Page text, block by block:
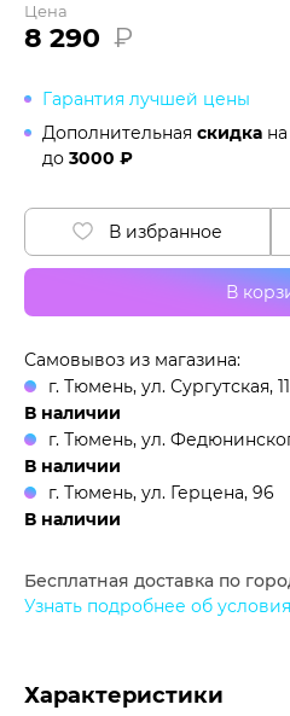
Цена
8 290 ₽
Гарантия лучшей цены
Дополнительная скидка
до 3000 ₽
В
В избранное
Самовывоз из магазина:
г. Тюмень, ул. Сургутская,
В наличии
г. Тюмень, ул.
В наличии
г. Тюмень, ул. Герцена, 96
В наличии
Бесплатная доставка по
Узнать подробнее об
Характеристики